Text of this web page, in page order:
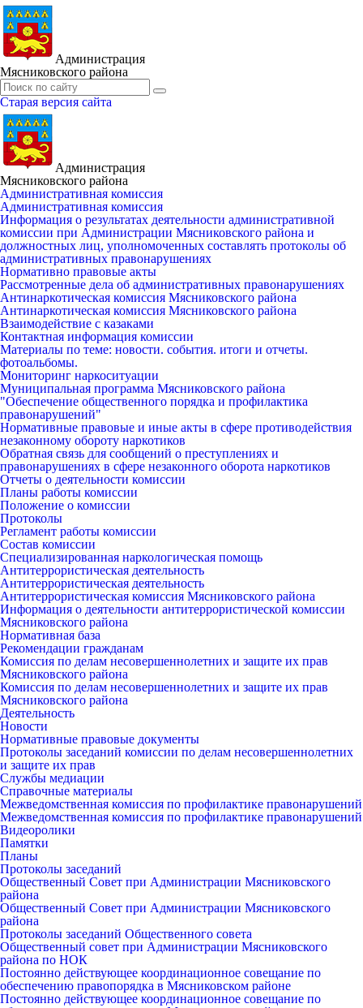
Администрация
Мясниковского района
Старая версия сайта
Администрация
Мясниковского района
Административная комиссия
Административная комиссия
Информация о результатах деятельности административной
комиссии при Администрации Мясниковского района и
должностных лиц, уполномоченных составлять протоколы об
административных правонарушениях
Нормативно правовые акты
Рассмотренные дела об административных правонарушениях
Антинаркотическая комиссия Мясниковского района
Антинаркотическая комиссия Мясниковского района
Взаимодействие с казаками
Контактная информация комиссии
Материалы по теме: новости. события. итоги и отчеты.
фотоальбомы.
Мониторинг наркоситуации
Муниципальная программа Мясниковского района
"Обеспечение общественного порядка и профилактика
правонарушений"
Нормативные правовые и иные акты в сфере противодействия
незаконному обороту наркотиков
Обратная связь для сообщений о преступлениях и
правонарушениях в сфере незаконного оборота наркотиков
Отчеты о деятельности комиссии
Планы работы комиссии
Положение о комиссии
Протоколы
Регламент работы комиссии
Состав комиссии
Специализированная наркологическая помощь
Антитеррористическая деятельность
Антитеррористическая деятельность
Антитеррористическая комиссия Мясниковского района
Информация о деятельности антитеррористической комиссии
Мясниковского района
Нормативная база
Рекомендации гражданам
Комиссия по делам несовершеннолетних и защите их прав
Мясниковского района
Комиссия по делам несовершеннолетних и защите их прав
Мясниковского района
Деятельность
Новости
Нормативные правовые документы
Протоколы заседаний комиссии по делам несовершеннолетних
и защите их прав
Службы медиации
Справочные материалы
Межведомственная комиссия по профилактике правонарушений
Межведомственная комиссия по профилактике правонарушений
Видеоролики
Памятки
Планы
Протоколы заседаний
Общественный Совет при Администрации Мясниковского
района
Общественный Совет при Администрации Мясниковского
района
Протоколы заседаний Общественного совета
Общественный совет при Администрации Мясниковского
района по НОК
Постоянно действующее координационное совещание по
обеспечению правопорядка в Мясниковском районе
Постоянно действующее координационное совещание по